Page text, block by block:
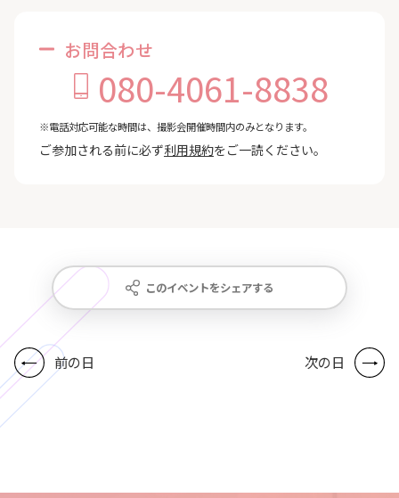
お問合わせ
080-4061-8838
※電話対応可能な時間は、撮影会開催時間内のみとなります。
ご参加される前に必ず利用規約をご一読ください。
このイベントをシェアする
前の日 次の日